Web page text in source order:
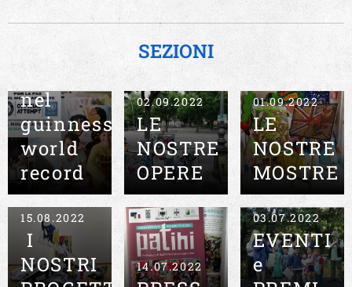
SEZIONI
09.09.2022
L'Aquila
nel
guinness
world
record
02.09.2022
LE
NOSTRE
OPERE
01.09.2022
LE
NOSTRE
MOSTRE
15.08.2022
I
NOSTRI
14.07.2022
03.07.2022
EVENTI
e